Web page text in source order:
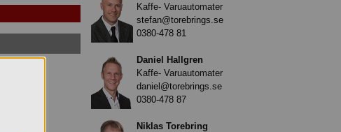
Kaffe- Varuautomater
stefan@torebrings.se
0380-478 81
Daniel Hallgren
Kaffe- Varuautomater
daniel@torebrings.se
0380-478 87
Niklas Torebring